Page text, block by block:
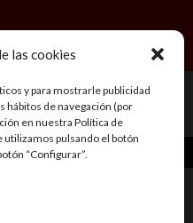
las cookies
y para mostrarle publicidad
hábitos de navegación (por
en nuestra Política de
utilizamos pulsando el botón
“Configurar”.